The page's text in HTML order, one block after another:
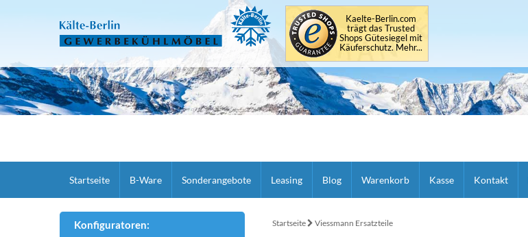
Kaelte-Berlin.com
trägt das Trusted
Shops Gütesiegel mit
Käuferschutz. Mehr...
Startseite B-Ware Sonderangebote Leasing Blog Warenkorb Kasse Kontakt
Startseite Viessmann Ersatzteile
Konfiguratoren: